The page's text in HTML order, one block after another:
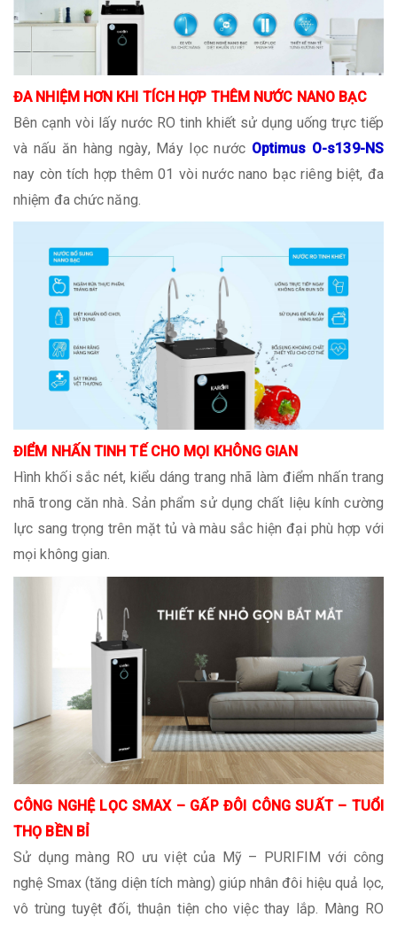
ĐA NHIỆM HƠN KHI TÍCH HỢP THÊM NƯỚC NANO BẠC
Bên cạnh vòi lấy nước RO tinh khiết sử dụng uống trực tiếp
và nấu ăn hàng ngày, Máy lọc nước Optimus O-s139-NS
nay còn tích hợp thêm 01 vòi nước nano bạc riêng biệt, đa
nhiệm đa chức năng.
ĐIỂM NHẤN TINH TẾ CHO MỌI KHÔNG GIAN
Hình khối sắc nét, kiểu dáng trang nhã làm điểm nhấn trang
nhã trong căn nhà. Sản phẩm sử dụng chất liệu kính cường
lực sang trọng trên mặt tủ và màu sắc hiện đại phù hợp với
mọi không gian.
CÔNG NGHỆ LỌC SMAX – GẤP ĐÔI CÔNG SUẤT – TUỔI
THỌ BỀN BỈ
Sử dụng màng RO ưu việt của Mỹ – PURIFIM với công
nghệ Smax (tăng diện tích màng) giúp nhân đôi hiệu quả lọc,
vô trùng tuyệt đối, thuận tiện cho việc thay lắp. Màng RO